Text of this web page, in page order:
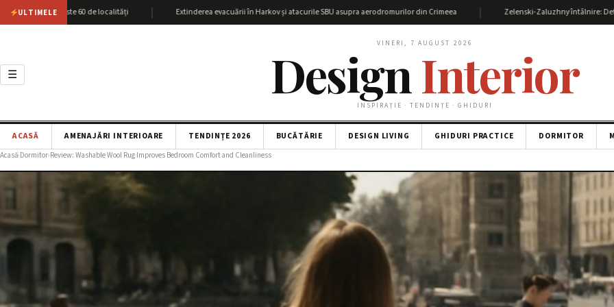
ULTIMELE
cu peste 60 de localități | Extinderea evacuării în Harkov și atacurile SBU asupra aerodromurilor din Crimeea | Zelenski-Zaluzhny întâlnire: Detalii și
☰
VINERI, 7 AUGUST 2026
DesignInterior
INSPIRAȚIE · TENDINȚE · GHIDURI
ACASĂ AMENAJĂRI INTERIOARE TENDINȚE 2026 BUCĂTĂRIE DESIGN LIVING GHIDURI PRACTICE DORMITOR
Acasă›Dormitor›Review: Washable Wool Rug Improves Bedroom Comfort and Cleanliness